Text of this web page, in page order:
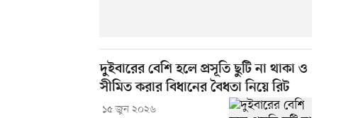
দুইবারের বেশি হলে প্রসূতি ছুটি না থাকা ও
সীমিত করার বিধানের বৈধতা নিয়ে রিট
১৫ জুন ২০২৬